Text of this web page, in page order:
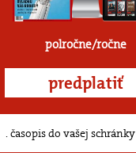
polročne/ročne
predplatiť
časopis do vašej schránky